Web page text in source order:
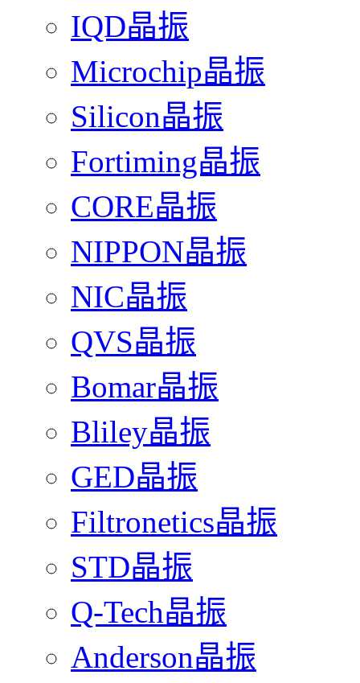
IQD晶振
Microchip晶振
Silicon晶振
Fortiming晶振
CORE晶振
NIPPON晶振
NIC晶振
QVS晶振
Bomar晶振
Bliley晶振
GED晶振
Filtronetics晶振
STD晶振
Q-Tech晶振
Anderson晶振